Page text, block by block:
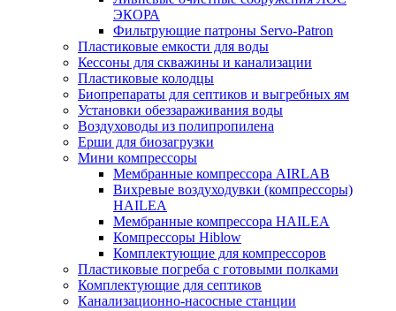
ЭКОРА
Фильтрующие патроны Servo-Patron
Пластиковые емкости для воды
Кессоны для скважины и канализации
Пластиковые колодцы
Биопрепараты для септиков и выгребных ям
Установки обеззараживания воды
Воздуховоды из полипропилена
Ерши для биозагрузки
Мини компрессоры
Мембранные компрессора AIRLAB
Вихревые воздуходувки (компрессоры)
HAILEA
Мембранные компрессора HAILEA
Компрессоры Hiblow
Комплектующие для компрессоров
Пластиковые погреба с готовыми полками
Комплектующие для септиков
Канализационно-насосные станции